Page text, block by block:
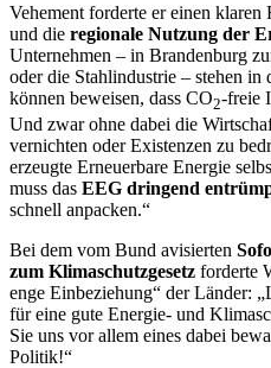
Vehement forderte er einen klaren
und die regionale Nutzung der
Unternehmen – in Brandenburg
oder die Stahlindustrie – stehen
können beweisen, dass CO2-freie
Und zwar ohne dabei die
vernichten oder Existenzen zu
erzeugte Erneuerbare Energie
muss das EEG dringend
schnell anpacken.“
Bei dem vom Bund avisierten
zum Klimaschutzgesetz forderte
enge Einbeziehung“ der Länder:
für eine gute Energie- und
Sie uns vor allem eines dabei
Politik!“